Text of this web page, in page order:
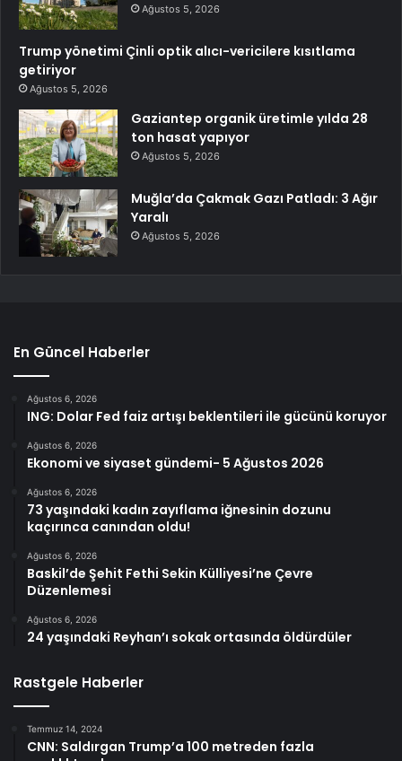
Ağustos 5, 2026
Trump yönetimi Çinli optik alıcı-vericilere kısıtlama
getiriyor
Ağustos 5, 2026
Gaziantep organik üretimle yılda 28
ton hasat yapıyor
Ağustos 5, 2026
Muğla’da Çakmak Gazı Patladı: 3 Ağır
Yaralı
Ağustos 5, 2026
En Güncel Haberler
Ağustos 6, 2026
ING: Dolar Fed faiz artışı beklentileri ile gücünü koruyor
Ağustos 6, 2026
Ekonomi ve siyaset gündemi- 5 Ağustos 2026
Ağustos 6, 2026
73 yaşındaki kadın zayıflama iğnesinin dozunu
kaçırınca canından oldu!
Ağustos 6, 2026
Baskil’de Şehit Fethi Sekin Külliyesi’ne Çevre
Düzenlemesi
Ağustos 6, 2026
24 yaşındaki Reyhan’ı sokak ortasında öldürdüler
Rastgele Haberler
Temmuz 14, 2024
CNN: Saldırgan Trump’a 100 metreden fazla